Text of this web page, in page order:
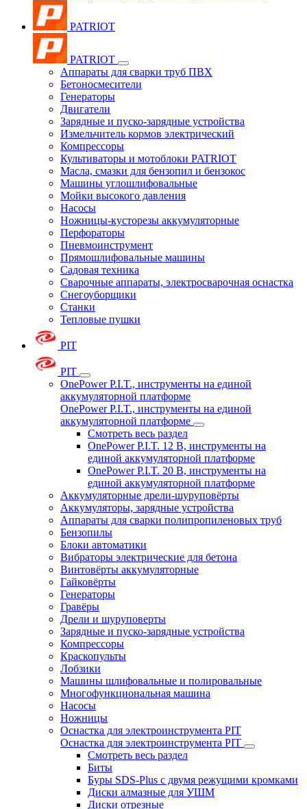
PATRIOT
PATRIOT
Аппараты для сварки труб ПВХ
Бетоносмесители
Генераторы
Двигатели
Зарядные и пуско-зарядные устройства
Измельчитель кормов электрический
Компрессоры
Культиваторы и мотоблоки PATRIOT
Масла, смазки для бензопил и бензокос
Машины углошлифовальные
Мойки высокого давления
Насосы
Ножницы-кусторезы аккумуляторные
Перфораторы
Пневмоинструмент
Прямошлифовальные машины
Садовая техника
Сварочные аппараты, электросварочная оснастка
Снегоуборщики
Станки
Тепловые пушки
PIT
PIT
OnePower P.I.T., инструменты на единой
аккумуляторной платформе
OnePower P.I.T., инструменты на единой
аккумуляторной платформе
Смотреть весь раздел
OnePower P.I.T. 12 В, инструменты на
единой аккумуляторной платформе
OnePower P.I.T. 20 В, инструменты на
единой аккумуляторной платформе
Аккумуляторные дрели-шуруповёрты
Аккумуляторы, зарядные устройства
Аппараты для сварки полипропиленовых труб
Бензопилы
Блоки автоматики
Вибраторы электрические для бетона
Винтовёрты аккумуляторные
Гайковёрты
Генераторы
Гравёры
Дрели и шуруповерты
Зарядные и пуско-зарядные устройства
Компрессоры
Краскопульты
Лобзики
Машины шлифовальные и полировальные
Многофункциональная машина
Насосы
Ножницы
Оснастка для электроинструмента PIT
Оснастка для электроинструмента PIT
Смотреть весь раздел
Биты
Буры SDS-Plus c двумя режущими кромками
Диски алмазные для УШМ
Диски отрезные